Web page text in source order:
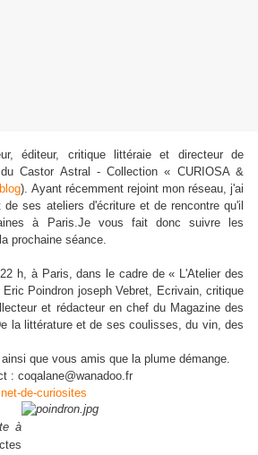
éditeur, critique littéraie et directeur de
Castor Astral - Collection « CURIOSA &
). Ayant récemment rejoint mon réseau, j'ai
ses ateliers d'écriture et de rencontre qu'il
à Paris.Je vous fait donc suivre les
prochaine séance.
h, à Paris, dans le cadre de « L'Atelier des
Poindron joseph Vebret, Ecrivain, critique
et rédacteur en chef du Magazine des
la littérature et de ses coulisses, du vin, des
que vous amis que la plume démange.
: coqalane@wanadoo.fr
de-curiosites
à